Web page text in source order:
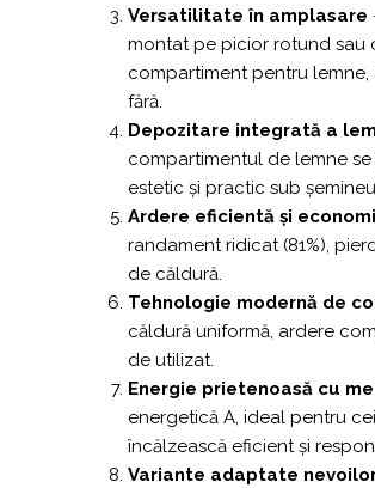
Versatilitate în amplasare
montat pe picior rotund sau
compartiment pentru lemne,
fără.
Depozitare integrată a
compartimentul de lemne
estetic și practic sub
Ardere eficientă și
randament ridicat (81%),
de căldură.
Tehnologie modernă de
căldură uniformă, ardere
de utilizat.
Energie prietenoasă cu
energetică A, ideal pentru
încălzească eficient și
Variante adaptate